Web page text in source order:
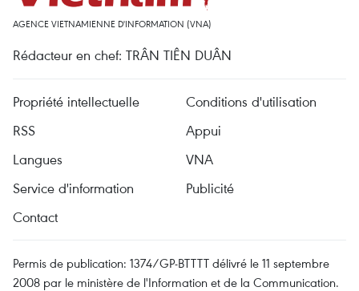
AGENCE VIETNAMIENNE D'INFORMATION (VNA)
Rédacteur en chef: TRÂN TIÊN DUÂN
Propriété intellectuelle
Conditions d'utilisation
RSS
Appui
Langues
VNA
Service d'information
Publicité
Contact
Permis de publication: 1374/GP-BTTTT délivré le 11 septembre
2008 par le ministère de l'Information et de la Communication.